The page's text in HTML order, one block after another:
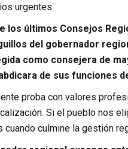
urgentes.
los últimos Consejos
del gobernador
como consejera de
de sus funciones
proba con valores
Si el pueblo nos
culmine la gestión